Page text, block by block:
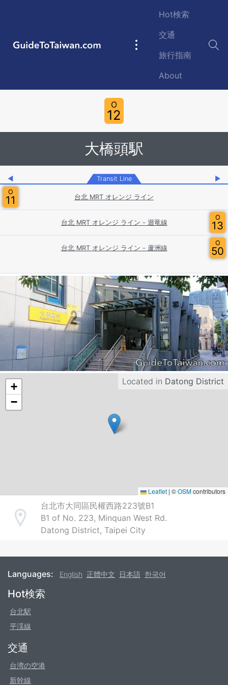
GuideToTaiwan.com
Main
Hot検索
交通
旅行指南
About
O
12
大橋頭駅
◀ Transit Line
▶
O
11 台北 MRT オレンジ ライン
台北 MRT オレンジ ライン - 迴竜線
O
13
台北 MRT オレンジ ライン - 蘆洲線
O
50
Located in Datong District
+
−
Leaflet | ©OSMcontributors
Address
台北市大同區民權西路223號B1
B1 of No. 223, Minquan West Rd.
Datong District, Taipei City
Languages: English 正體中文 日本語 한국어
Footer
Hot検索
台北駅
平渓線
交通
台湾の空港
新幹線